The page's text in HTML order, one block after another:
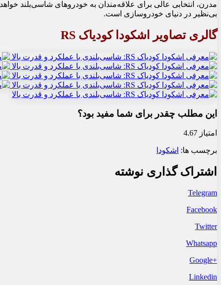
بی‌نظیر در دنیای خودروسازی است.
گالری تصاویر اشکودا کودیاک RS
این مطلب چقدر برای شما مفید بود؟
امتیاز 4.67
برچسب ها: اشکودا
اشتراک گذاری نوشته
Telegram
Facebook
Twitter
Whatsapp
+Google
Linkedin